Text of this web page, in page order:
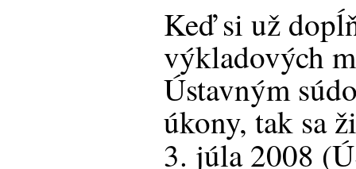
Keď si už
výkladových
Ústavným
úkony, tak sa
3. júla 2008